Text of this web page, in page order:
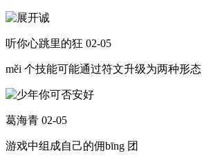
听你心跳里的狂 02-05
měi 个技能可能通过符文升级为两种形态
葛海青 02-05
游戏中组成自己的佣bīng 团